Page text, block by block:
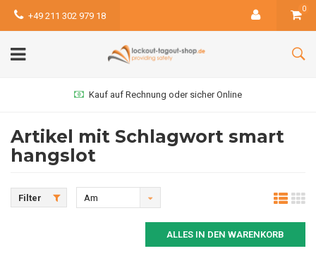
+49 211 302 979 18
0
Kauf auf Rechnung oder sicher Online
Artikel mit Schlagwort smart
hangslot
Filter
Am
ALLES IN DEN WARENKORB